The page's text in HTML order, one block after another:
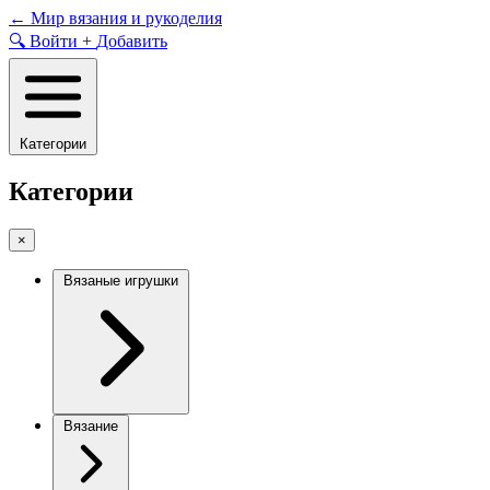
Skip
to
content
← Мир вязания и рукоделия
🔍 Войти + Добавить
Категории
Категории
×
Вязаные игрушки
Вязание